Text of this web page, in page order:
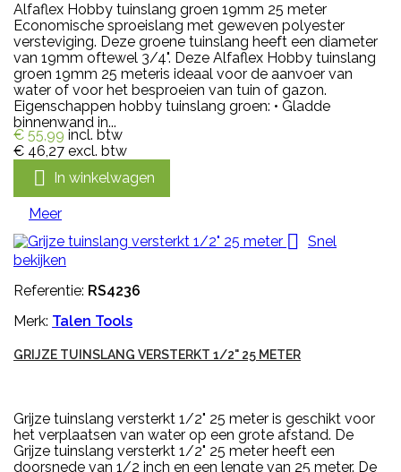
Alfaflex Hobby tuinslang groen 19mm 25 meter
Economische sproeislang met geweven polyester
versteviging. Deze groene tuinslang heeft een diameter
van 19mm oftewel 3/4". Deze Alfaflex Hobby tuinslang
groen 19mm 25 meteris ideaal voor de aanvoer van
water of voor het besproeien van tuin of gazon.
Eigenschappen hobby tuinslang groen: • Gladde
binnenwand in...
€ 55,99 incl. btw
€ 46,27 excl. btw
 In winkelwagen
Meer

Snel
bekijken
Referentie: RS4236
Merk: Talen Tools
GRIJZE TUINSLANG VERSTERKT 1/2" 25 METER
Grijze tuinslang versterkt 1/2" 25 meter is geschikt voor
het verplaatsen van water op een grote afstand. De
Grijze tuinslang versterkt 1/2" 25 meter heeft een
doorsnede van 1/2 inch en een lengte van 25 meter. De